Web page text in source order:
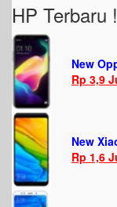
HP Terbaru !
New
Rp 3,9
New
Rp 1,6